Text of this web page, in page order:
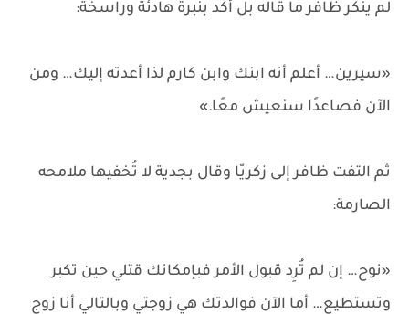
لم ينكر ظافر ما قاله بل أكّد بنبرة هادئة وراسخة:
«سيرين… أعلم أنه ابنك وابن كارم لذا أعدته إليك… ومن
الآن فصاعدًا سنعيش معًا.»
ثم التفت ظافر إلى زكريّا وقال بجدية لا تُخفيها ملامحه
الصارمة:
«نوح… إن لم تُرِد قبول الأمر فبإمكانك قتلي حين تكبر
وتستطيع… أما الآن فوالدتك هي زوجتي وبالتالي أنا زوج